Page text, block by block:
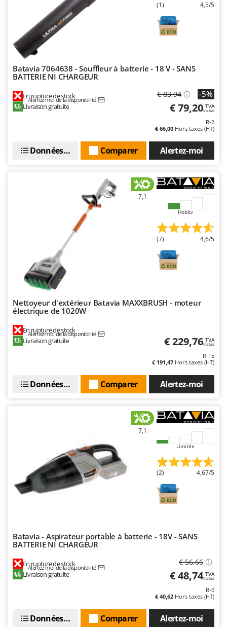
(1) 4,5/5
Batavia 7064638 - Souffleur à batterie - 18 V - SANS
BATTERIE NI CHARGEUR
En rupture de stock
Alertez-moi de la disponibilité
Livraison gratuite
€ 83,94 -5%
€ 79,20 TVA
Inclus
R-2
€ 66,00 Hors taxes (HT)
Alertez-moi
Comparer
Données techniques
7,1
Hobby
(7) 4,6/5
Nettoyeur d'extérieur Batavia MAXXBRUSH - moteur
électrique de 1020W
En rupture de stock
Alertez-moi de la disponibilité
Livraison gratuite € 229,76 TVA
Inclus
R-15
€ 191,47 Hors taxes (HT)
Alertez-moi
Comparer
Données techniques
7,1
Limitée
(2) 4,67/5
Batavia - Aspirateur portable à batterie - 18V - SANS
BATTERIE NI CHARGEUR
En rupture de stock
Alertez-moi de la disponibilité
Livraison gratuite
€ 56,66
€ 48,74 TVA
Inclus
R-0
€ 40,62 Hors taxes (HT)
Alertez-moi
Comparer
Données techniques